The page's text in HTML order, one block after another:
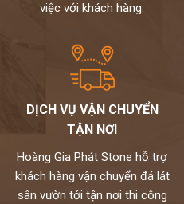
việc với khách hàng.
DỊCH VỤ VẬN CHUYỂN
TẬN NƠI
Hoàng Gia Phát Stone hỗ trợ
khách hàng vận chuyển đá lát
sân vườn tới tận nơi thi công